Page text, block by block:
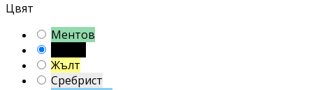
Цвят
Ментов
Жълт
Сребрист